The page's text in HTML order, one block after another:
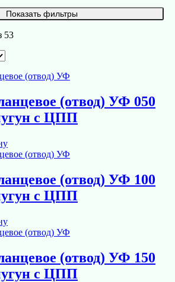
Показать фильтры
53
(отвод) УФ 050
с ЦПП
(отвод) УФ 100
с ЦПП
(отвод) УФ 150
с ЦПП